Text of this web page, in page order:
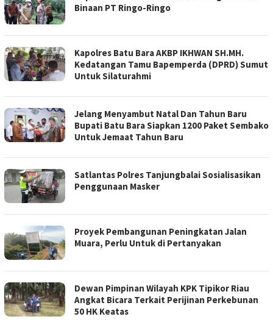
Binaan PT Ringo-Ringo
Kapolres Batu Bara AKBP IKHWAN SH.MH.
Kedatangan Tamu Bapemperda (DPRD) Sumut
Untuk Silaturahmi
Jelang Menyambut Natal Dan Tahun Baru
Bupati Batu Bara Siapkan 1200 Paket Sembako
Untuk Jemaat Tahun Baru
Satlantas Polres Tanjungbalai Sosialisasikan
Penggunaan Masker
Proyek Pembangunan Peningkatan Jalan
Muara, Perlu Untuk di Pertanyakan
Dewan Pimpinan Wilayah KPK Tipikor Riau
Angkat Bicara Terkait Perijinan Perkebunan
50 HK Keatas